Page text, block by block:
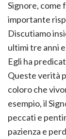
Signore, come
importante
Discutiamo
ultimi tre anni
Egli ha
Queste verità
coloro che
esempio, il
peccati e
pazienza e